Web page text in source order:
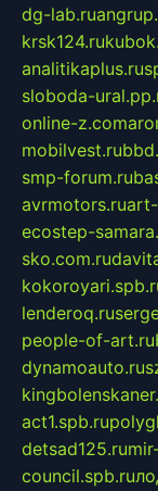
dg-lab.ru
krsk124.ru
analitikaplus.ru
sloboda-
online-z.com
mobilvest.ru
smp-forum.ru
avrmotors.ru
ecostep-
sko.com.ru
lenderoq.ru
people-of-art.ru
dynamoauto.ru
act1.spb.ru
detsad125.ru
council.spb.ru